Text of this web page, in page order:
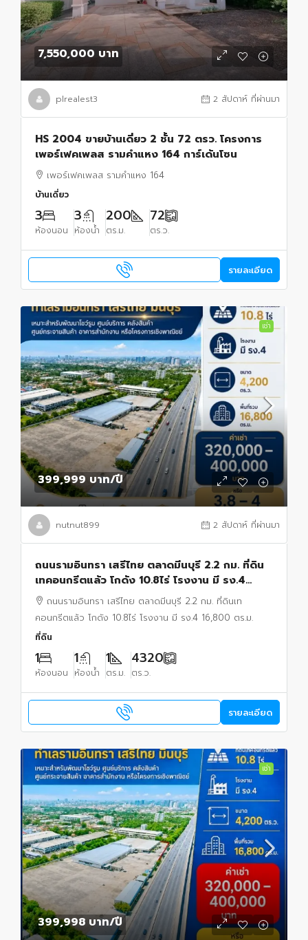
7,550,000 บาท
plrealest3 2 สัปดาห์ ที่ผ่านมา
HS 2004 ขายบ้านเดี่ยว 2 ชั้น 72 ตรว. โครงการ
เพอร์เฟคเพลส รามคำแหง 164 การ์เด้นโซน
เพอร์เฟคเพลส รามคำแหง 164
บ้านเดี่ยว
3
ห้องนอน
3
ห้องน้ำ
200
ตร.ม.
72
ตร.ว.
รายละเอียด
เช่า
399,999 บาท/ปี
nutnut899 2 สัปดาห์ ที่ผ่านมา
ถนนรามอินทรา เสรีไทย ตลาดมีนบุรี 2.2 กม. ที่ดิน
เทคอนกรีตแล้ว โกดัง 10.8ไร่ โรงงาน มี รง.4
16,800 ตร.ม.
ถนนรามอินทรา เสรีไทย ตลาดมีนบุรี 2.2 กม. ที่ดินเท
คอนกรีตแล้ว โกดัง 10.8ไร่ โรงงาน มี รง.4 16,800 ตร.ม.
ที่ดิน
1
ห้องนอน
1
ห้องน้ำ
1
ตร.ม.
4320
ตร.ว.
รายละเอียด
เช่า
399,998 บาท/ปี